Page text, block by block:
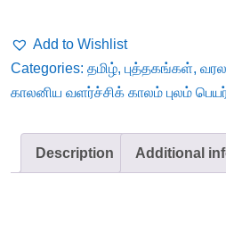
Add to Wishlist
Categories: தமிழ், புத்தகங்கள்,
காலனிய வளர்ச்சிக் காலம் புலம்
Description Additional